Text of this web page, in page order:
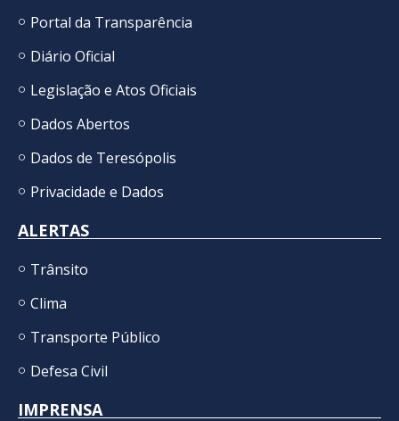
Portal da Transparência
Diário Oficial
Legislação e Atos Oficiais
Dados Abertos
Dados de Teresópolis
Privacidade e Dados
ALERTAS
Trânsito
Clima
Transporte Público
Defesa Civil
IMPRENSA